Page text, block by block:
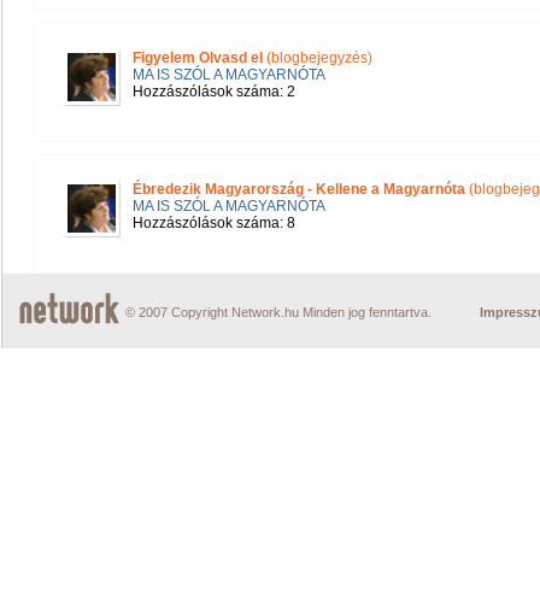
Figyelem Olvasd el (blogbejegyzés)
MA IS SZÓL A MAGYARNÓTA
Hozzászólások száma: 2
Ébredezik Magyarország - Kellene a Magyarnóta
MA IS SZÓL A MAGYARNÓTA
Hozzászólások száma: 8
© 2007 Copyright Network.hu Minden jog fenntartva.